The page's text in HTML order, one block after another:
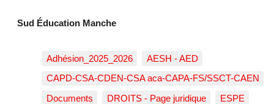
Sud Éducation Manche
Adhésion_2025_2026
AESH - AED
CAPD-CSA-CDEN-CSA aca-CAPA-FS/SSCT-CAEN
Documents
DROITS - Page juridique
ESPE